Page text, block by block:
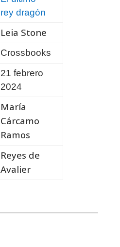
rey dragón
Leia Stone
Crossbooks
21 febrero
2024
María
Cárcamo
Ramos
Reyes de
Avalier